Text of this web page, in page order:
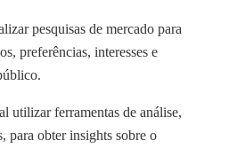
pesquisas de mercado para
preferências, interesses e
utilizar ferramentas de análise,
para obter insights sobre o